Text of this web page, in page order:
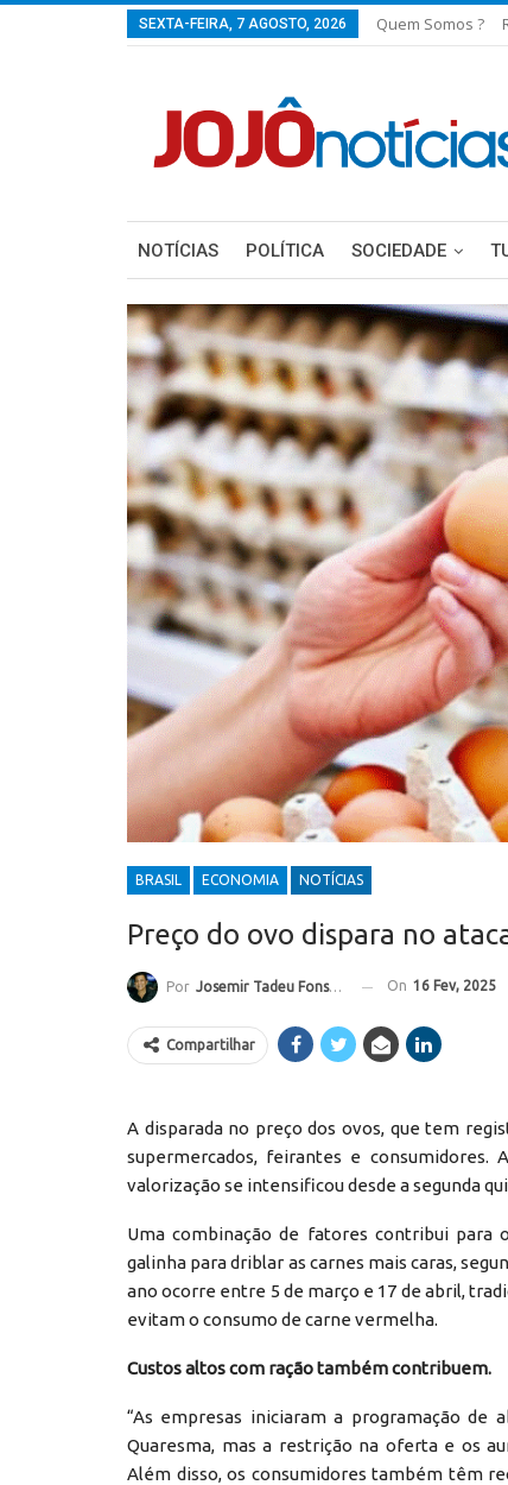
SEXTA-FEIRA, 7 AGOSTO, 2026 Quem Somos ?
NOTÍCIAS POLÍTICA SOCIEDADE
BRASIL ECONOMIA NOTÍCIAS
Preço do ovo dispara no
Por Josemir Tadeu Fonseca On 16 Fev, 2025
Compartilhar
A disparada no preço dos ovos, que tem
supermercados, feirantes e consumidores.
valorização se intensificou desde a segunda
Uma combinação de fatores contribui para
galinha para driblar as carnes mais caras,
ano ocorre entre 5 de março e 17 de abril,
evitam o consumo de carne vermelha.
Custos altos com ração também contribuem.
“As empresas iniciaram a programação de
Quaresma, mas a restrição na oferta e os
Além disso, os consumidores também têm